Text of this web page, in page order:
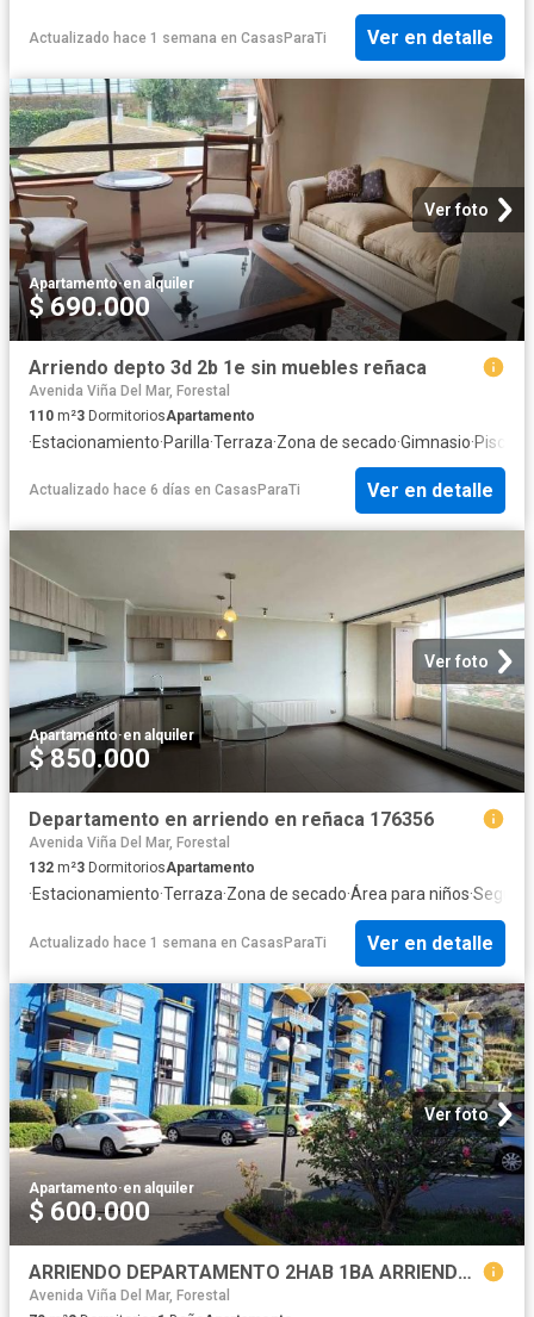
Actualizado hace 1 semana en CasasParaTi Ver en detalle
Ver foto
Apartamento·en alquiler
$ 690.000
Arriendo depto 3d 2b 1e sin muebles reñaca
Avenida Viña Del Mar, Forestal
110 m²3 DormitoriosApartamento
·Estacionamiento·Parilla·Terraza·Zona de secado·Gimnasio·Piscina
Actualizado hace 6 días en CasasParaTi Ver en detalle
Ver foto
Apartamento·en alquiler
$ 850.000
Departamento en arriendo en reñaca 176356
Avenida Viña Del Mar, Forestal
132 m²3 DormitoriosApartamento
·Estacionamiento·Terraza·Zona de secado·Área para niños·
Actualizado hace 1 semana en CasasParaTi Ver en detalle
Ver foto
Apartamento·en alquiler
$ 600.000
ARRIENDO DEPARTAMENTO 2HAB 1BA ARRIENDO DEPARTAMENTO EN PLENO REÑACA, 875
Avenida Viña Del Mar, Forestal